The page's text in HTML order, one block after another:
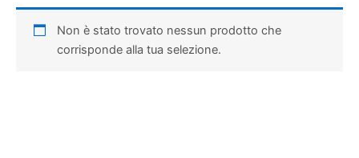
Non è stato trovato nessun prodotto che
corrisponde alla tua selezione.